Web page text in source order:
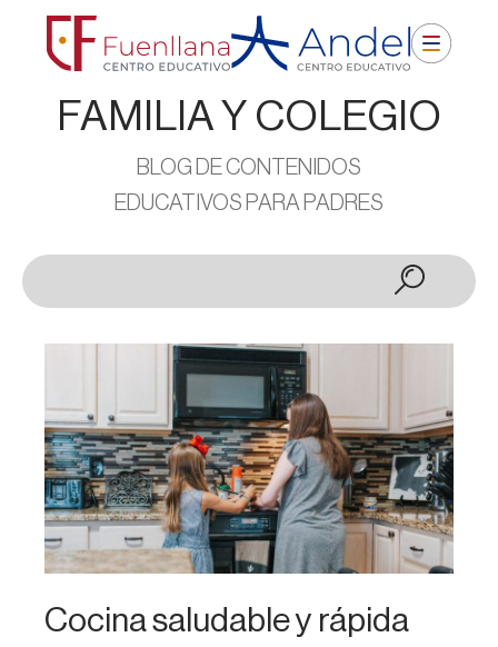
FAMILIA Y COLEGIO
BLOG DE CONTENIDOS
EDUCATIVOS PARA PADRES
Cocina saludable y rápida